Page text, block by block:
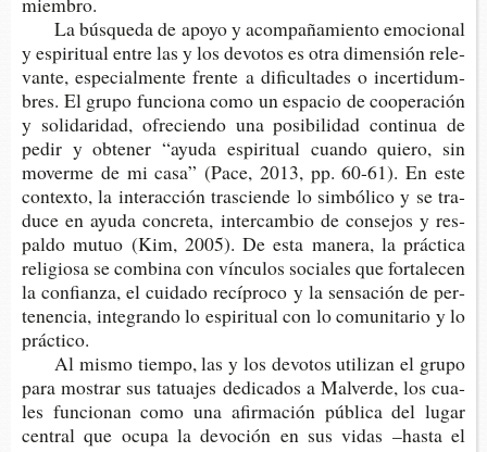
La bús­que­da de apoyo y acom­pa­ña­mien­to emo­cio­nal
y espi­ri­tual entre las y los devo­tos es otra dimen­sión rele­
van­te, espe­cial­men­te fren­te a difi­cul­ta­des o incer­ti­dum­
bres. El grupo fun­cio­na como un espa­cio de coope­ra­ción
y soli­da­ri­dad, ofre­cien­do una posi­bi­li­dad con­ti­nua de
pedir y obte­ner “ayuda espi­ri­tual cuan­do quie­ro, sin
mover­me de mi casa” (Pace, 2013, pp. 60-61). En este
con­tex­to, la inter­ac­ción tras­cien­de lo sim­bó­li­co y se tra­
du­ce en ayuda con­cre­ta, inter­cam­bio de con­se­jos y res­
pal­do mutuo (Kim, 2005). De esta mane­ra, la prác­ti­ca
reli­gio­sa se com­bi­na con víncu­los socia­les que for­ta­le­cen
la con­fian­za, el cui­da­do recí­pro­co y la sen­sa­ción de per­
te­nen­cia, inte­gran­do lo espi­ri­tual con lo comu­ni­ta­rio y lo
práctico.
Al mismo tiem­po, las y los devo­tos uti­li­zan el grupo
para mos­trar sus tatua­jes dedi­ca­dos a Mal­ver­de, los cua­
les fun­cio­nan como una afir­ma­ción públi­ca del lugar
cen­tral que ocupa la devo­ción en sus vidas –hasta el